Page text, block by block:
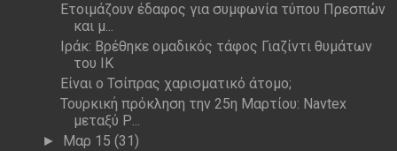
Ετοιμάζουν έδαφος για συμφωνία τύπου Πρεσπών
και μ...
Ιράκ: Βρέθηκε ομαδικός τάφος Γιαζίντι θυμάτων
του ΙΚ
Είναι ο Τσίπρας χαρισματικό άτομο;
Τουρκική πρόκληση την 25η Μαρτίου: Navtex
μεταξύ Ρ...
► Μαρ 15(31)